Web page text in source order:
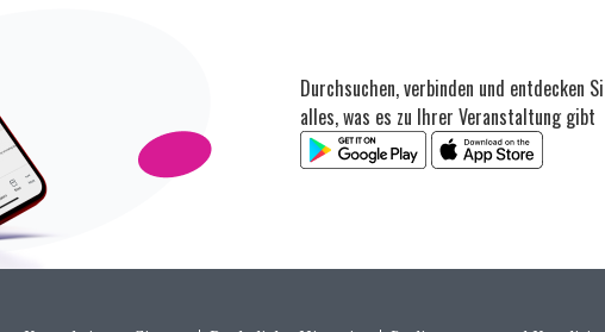
Durchsuchen, verbinden und entdecken
alles, was es zu Ihrer Veranstaltung gibt